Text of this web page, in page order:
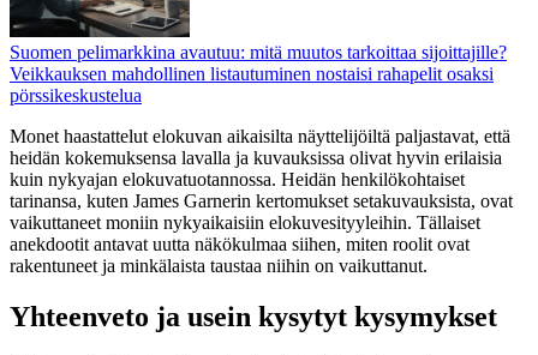
Suomen pelimarkkina avautuu: mitä muutos tarkoittaa sijoittajille?
Veikkauksen mahdollinen listautuminen nostaisi rahapelit osaksi
pörssikeskustelua
Monet haastattelut elokuvan aikaisilta näyttelijöiltä paljastavat, että
heidän kokemuksensa lavalla ja kuvauksissa olivat hyvin erilaisia
kuin nykyajan elokuvatuotannossa. Heidän henkilökohtaiset
tarinansa, kuten James Garnerin kertomukset setakuvauksista, ovat
vaikuttaneet moniin nykyaikaisiin elokuvesityyleihin. Tällaiset
anekdootit antavat uutta näkökulmaa siihen, miten roolit ovat
rakentuneet ja minkälaista taustaa niihin on vaikuttanut.
Yhteenveto ja usein kysytyt kysymykset